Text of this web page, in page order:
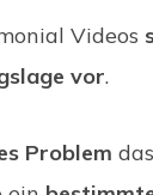
Videos
vor.
Problem